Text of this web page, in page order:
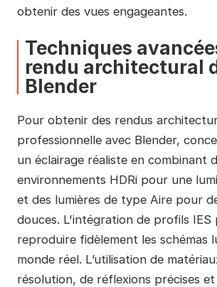
obtenir des vues engageantes.
Techniques
rendu architectural
Blender
Pour obtenir des rendus
professionnelle avec Blender,
un éclairage réaliste en combinant
environnements HDRi pour une
et des lumières de type Aire pour
douces. L'intégration de profils IES
reproduire fidèlement les schémas
monde réel. L’utilisation de
résolution, de réflexions précises